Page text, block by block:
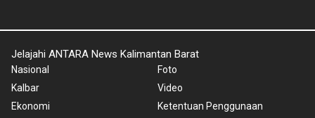
Jelajahi ANTARA News Kalimantan Barat
Nasional
Kalbar
Ekonomi
Foto
Video
Ketentuan Penggunaan